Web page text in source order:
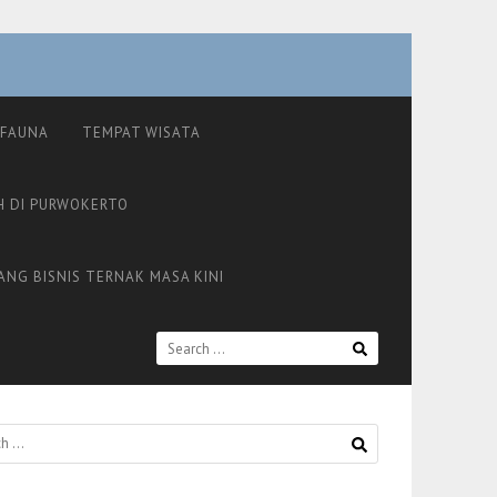
FAUNA TEMPAT WISATA
PURWOKERTO
BISNIS TERNAK MASA KINI
SEARCH
FOR: